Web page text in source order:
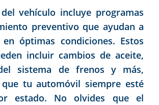
vehículo incluye programas
preventivo que ayudan a
óptimas condiciones. Estos
incluir cambios de aceite,
sistema de frenos y más,
que tu automóvil siempre esté
estado. No olvides que el